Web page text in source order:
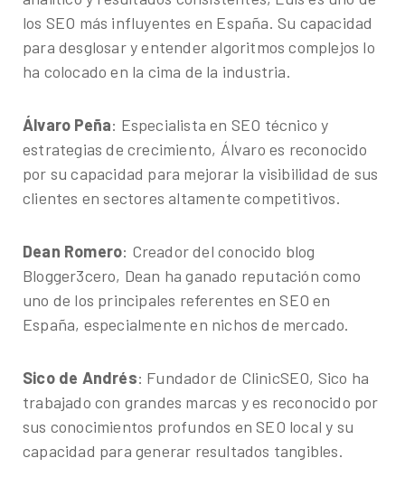
los SEO más influyentes en España. Su capacidad
para desglosar y entender algoritmos complejos lo
ha colocado en la cima de la industria.
Álvaro Peña: Especialista en SEO técnico y
estrategias de crecimiento, Álvaro es reconocido
por su capacidad para mejorar la visibilidad de sus
clientes en sectores altamente competitivos.
Dean Romero: Creador del conocido blog
Blogger3cero, Dean ha ganado reputación como
uno de los principales referentes en SEO en
España, especialmente en nichos de mercado.
Sico de Andrés: Fundador de ClinicSEO, Sico ha
trabajado con grandes marcas y es reconocido por
sus conocimientos profundos en SEO local y su
capacidad para generar resultados tangibles.